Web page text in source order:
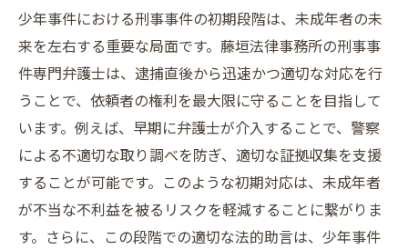
少年事件における刑事事件の初期段階は、未成年者の未
来を左右する重要な局面です。藤垣法律事務所の刑事事
件専門弁護士は、逮捕直後から迅速かつ適切な対応を行
うことで、依頼者の権利を最大限に守ることを目指して
います。例えば、早期に弁護士が介入することで、警察
による不適切な取り調べを防ぎ、適切な証拠収集を支援
することが可能です。このような初期対応は、未成年者
が不当な不利益を被るリスクを軽減することに繋がりま
す。さらに、この段階での適切な法的助言は、少年事件